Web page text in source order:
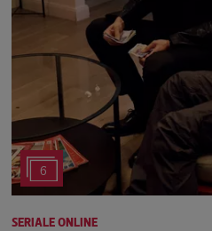
6
SERIALE ONLINE